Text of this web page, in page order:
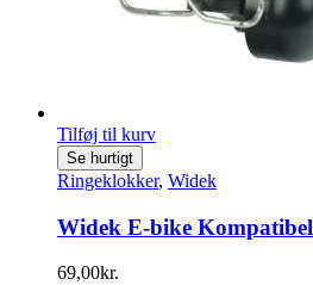
Tilføj til kurv
Se hurtigt
Ringeklokker, Widek
Widek E-bike
69,00kr.